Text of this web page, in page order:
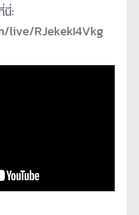
นี่:
live/RJekekI4Vkg